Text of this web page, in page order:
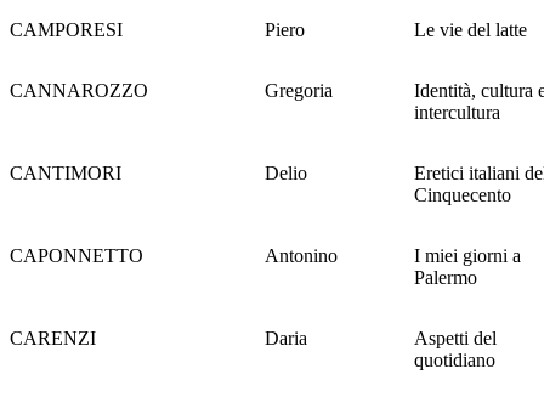
CAMPORESI Piero Le vie del latte
CANNAROZZO Gregoria
Identità, cultura
intercultura
CANTIMORI Delio
Eretici italiani
Cinquecento
CAPONNETTO Antonino
I miei giorni a
Palermo
CARENZI Daria
Aspetti del
quotidiano